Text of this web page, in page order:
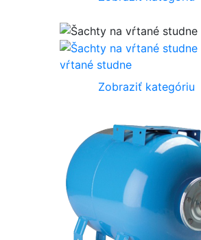
vŕtané studne
Zobraziť kategóriu